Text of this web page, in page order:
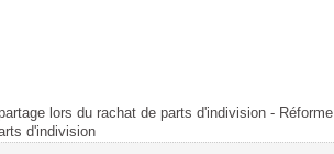
lors du rachat de parts d'indivision - Réforme
d'indivision